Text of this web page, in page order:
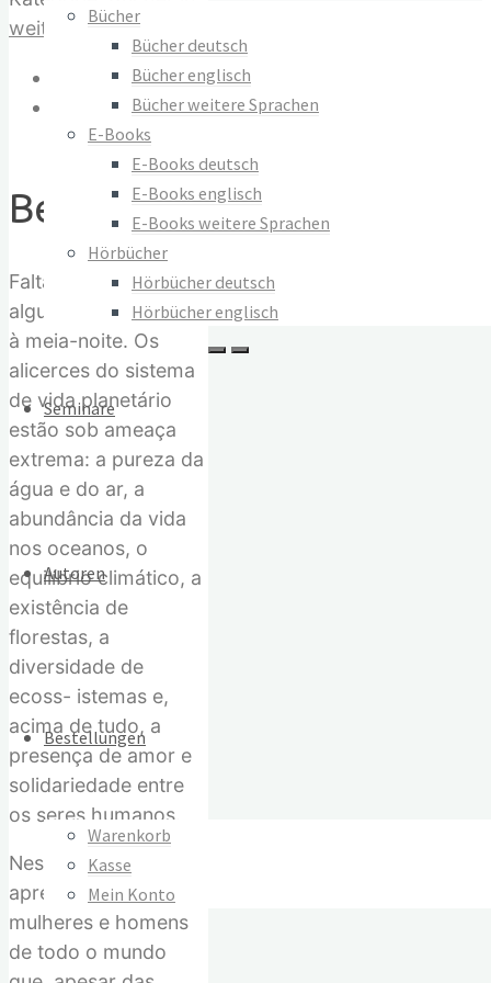
Bücher
Bücher deutsch
Bücher englisch
Bücher weitere Sprachen
E-Books
E-Books deutsch
E-Books englisch
E-Books weitere Sprachen
Hörbücher
Hörbücher deutsch
Hörbücher englisch
Seminare
Autoren
Bestellungen
Warenkorb
Kasse
Mein Konto
Se
Vida
Vencer,
Perdedores
Menge
weiteren Sprachen
Beschreibung
Zusätzliche
Informationen
Beschreibung
Faltam somente
alguns segundos até
à meia-noite. Os
alicerces do sistema
de vida planetário
estão sob ameaça
extrema: a pureza da
água e do ar, a
abundância da vida
nos oceanos, o
equilíbrio climático, a
existência de
florestas, a
diversidade de
ecoss- istemas e,
acima de tudo, a
presença de amor e
solidariedade entre
os seres humanos.
Neste livro
apresentam-se
mulheres e homens
de todo o mundo
AGB
Widerrufsrecht
Datenschutz
Vertrag widerrufen
© 2023–2026 Verlag Meiga